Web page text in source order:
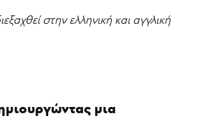
στην ελληνική και αγγλική
μια